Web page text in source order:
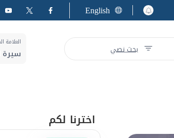
English
بحث نصي
العلامة
سيرة
اخترنا لكم